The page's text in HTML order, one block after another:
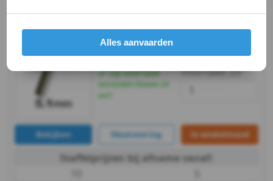
Schroefdraadborging
&
Pluggen
Fittingen
Metaalbewerking
5,1 mm / HSS-E (Cobalt)
Spiraalboor -korte uitvoering
Artikelnummer:
11160-0510_1
Op voorraad
(verzonden binnen 24
uur)
€ 4,53incl. btw
Voorraad:23
Bekijken Maatvoering In winkelmand
Staffelprijzen bij afname vanaf:
Alles aanvaarden